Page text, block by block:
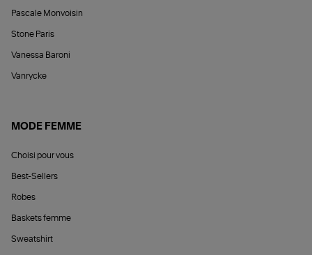
Pascale Monvoisin
Stone Paris
Vanessa Baroni
Vanrycke
MODE FEMME
Choisi pour vous
Best-Sellers
Robes
Baskets femme
Sweatshirt